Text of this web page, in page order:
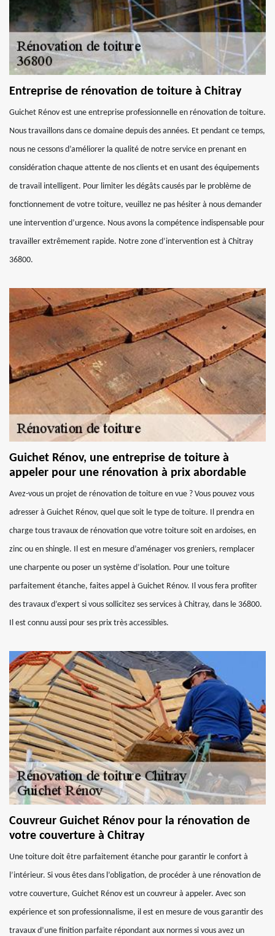
Entreprise de rénovation de toiture à Chitray
Guichet Rénov est une entreprise professionnelle en rénovation de toiture.
Nous travaillons dans ce domaine depuis des années. Et pendant ce temps,
nous ne cessons d’améliorer la qualité de notre service en prenant en
considération chaque attente de nos clients et en usant des équipements
de travail intelligent. Pour limiter les dégâts causés par le problème de
fonctionnement de votre toiture, veuillez ne pas hésiter à nous demander
une intervention d’urgence. Nous avons la compétence indispensable pour
travailler extrêmement rapide. Notre zone d’intervention est à Chitray
36800.
Guichet Rénov, une entreprise de toiture à
appeler pour une rénovation à prix abordable
Avez-vous un projet de rénovation de toiture en vue ? Vous pouvez vous
adresser à Guichet Rénov, quel que soit le type de toiture. Il prendra en
charge tous travaux de rénovation que votre toiture soit en ardoises, en
zinc ou en shingle. Il est en mesure d’aménager vos greniers, remplacer
une charpente ou poser un système d’isolation. Pour une toiture
parfaitement étanche, faites appel à Guichet Rénov. Il vous fera profiter
des travaux d’expert si vous sollicitez ses services à Chitray, dans le 36800.
Il est connu aussi pour ses prix très accessibles.
Couvreur Guichet Rénov pour la rénovation de
votre couverture à Chitray
Une toiture doit être parfaitement étanche pour garantir le confort à
l’intérieur. Si vous êtes dans l’obligation, de procéder à une rénovation de
votre couverture, Guichet Rénov est un couvreur à appeler. Avec son
expérience et son professionnalisme, il est en mesure de vous garantir des
travaux d’une finition parfaite répondant aux normes si vous avez un